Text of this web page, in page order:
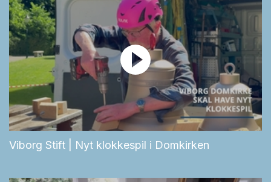
Viborg Stift | Nyt klokkespil i Domkirken